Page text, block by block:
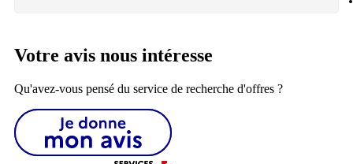
Votre avis nous intéresse
Qu'avez-vous pensé du service de recherche d'offres ?